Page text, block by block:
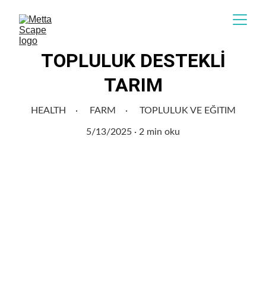
TOPLULUK DESTEKLİ
TARIM
HEALTH FARM TOPLULUK VE EĞITIM
5/13/2025 2 min oku